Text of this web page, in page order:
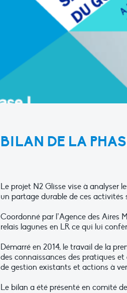
BILAN DE LA
Le projet N2 Glisse vise à analyser
un partage durable de ces activités
Coordonné par l’Agence des Aires
relais lagunes en LR ce qui lui
Démarré en 2014, le travail de la
des connaissances des pratiques
de gestion existants et actions à
Le bilan a été présenté en comité